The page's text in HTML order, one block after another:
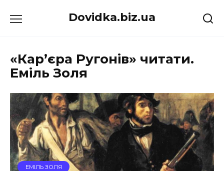
до
Dovidka.biz.ua
«Кар’єра Ругонів» читати.
Еміль Золя
ЕМІЛЬ ЗОЛЯ